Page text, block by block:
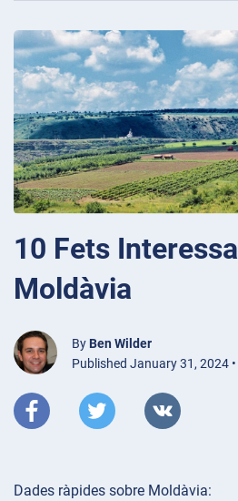
10 Fets
Moldàvia
By Ben Wilder
Published January 31, 2024
Dades ràpides sobre Moldàvia: